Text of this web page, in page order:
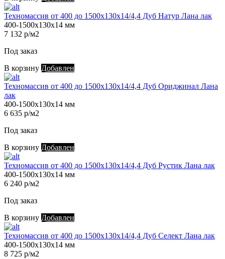
Техномассив от 400 до 1500х130х14/4,4 Дуб Натур Лана лак
400-1500х130х14 мм
7 132 р/м2
Под заказ
В корзину Добавлен
Техномассив от 400 до 1500х130х14/4,4 Дуб Ориджинал Лана
лак
400-1500х130х14 мм
6 635 р/м2
Под заказ
В корзину Добавлен
Техномассив от 400 до 1500х130х14/4,4 Дуб Рустик Лана лак
400-1500х130х14 мм
6 240 р/м2
Под заказ
В корзину Добавлен
Техномассив от 400 до 1500х130х14/4,4 Дуб Селект Лана лак
400-1500х130х14 мм
8 725 р/м2